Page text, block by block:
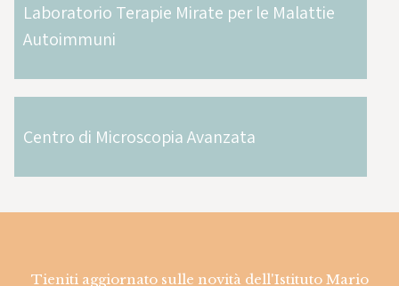
Laboratorio Terapie Mirate per le Malattie
Autoimmuni
Centro di Microscopia Avanzata
Tieniti aggiornato sulle novità dell'Istituto Mario